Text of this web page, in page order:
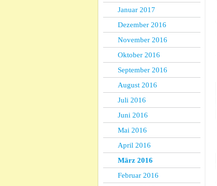
Januar 2017
Dezember 2016
November 2016
Oktober 2016
September 2016
August 2016
Juli 2016
Juni 2016
Mai 2016
April 2016
März 2016
Februar 2016